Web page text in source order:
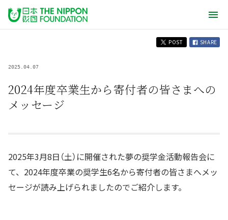
POST SHARE
2025.04.07
2024年度卒業生から寄付者の皆さまへの
メッセージ
2025年3月8日（土）に開催された夢の奨学金活動報告会に
て、2024年度卒業の奨学生6名から寄付者の皆さまへメッ
セージが読み上げられましたのでご紹介します。